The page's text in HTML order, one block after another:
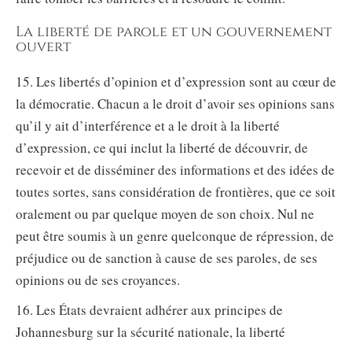
La liberté de parole et un gouvernement
ouvert
15. Les libertés d’opinion et d’expression sont au cœur de
la démocratie. Chacun a le droit d’avoir ses opinions sans
qu’il y ait d’interférence et a le droit à la liberté
d’expression, ce qui inclut la liberté de découvrir, de
recevoir et de disséminer des informations et des idées de
toutes sortes, sans considération de frontières, que ce soit
oralement ou par quelque moyen de son choix. Nul ne
peut être soumis à un genre quelconque de répression, de
préjudice ou de sanction à cause de ses paroles, de ses
opinions ou de ses croyances.
16. Les États devraient adhérer aux principes de
Johannesburg sur la sécurité nationale, la liberté